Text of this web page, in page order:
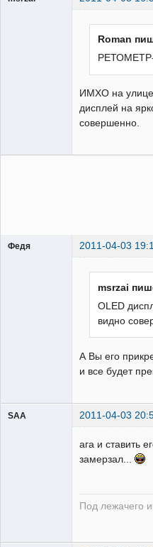
Roman
ИМХО на
дисплей на
совершенно.
Федя 2011-04-03
msrzai
OLED
видно
А Вы его
и все будет
SAA 2011-04-03
ага и ставить
замерзал...
Под лежачего